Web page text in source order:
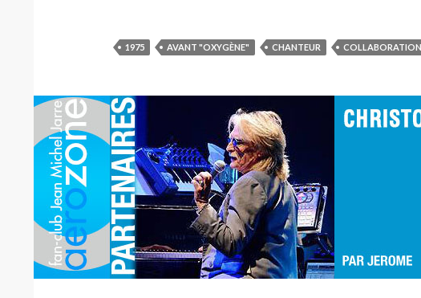
1975 AVANT "OXYGÈNE" CHANTEUR